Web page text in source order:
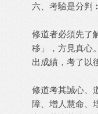
六、考驗是分判︰
修道者必須先了
移」，方見真心
出成績，考了以
修道考其誠心、
障、增人慧命、